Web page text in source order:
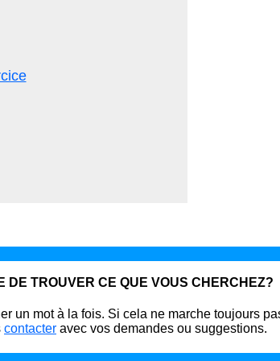
DE TROUVER CE QUE VOUS CHERCHEZ?
un mot à la fois. Si cela ne marche toujours
contacter avec vos demandes ou suggestions.